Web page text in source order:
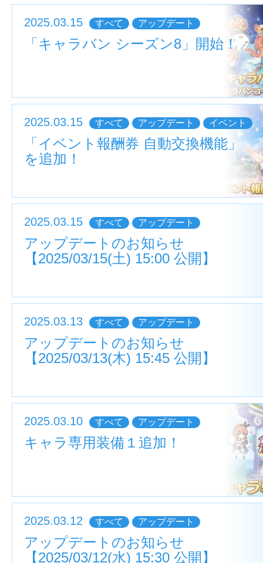
2025.03.15 すべて アップデート
「キャラバン シーズン8」開始！
2025.03.15 すべて アップデート イベント
「イベント報酬券 自動交換機能」
を追加！
2025.03.15 すべて アップデート
アップデートのお知らせ
【2025/03/15(土) 15:00 公開】
2025.03.13 すべて アップデート
アップデートのお知らせ
【2025/03/13(木) 15:45 公開】
2025.03.10 すべて アップデート
キャラ専用装備１追加！
2025.03.12 すべて アップデート
アップデートのお知らせ
【2025/03/12(水) 15:30 公開】